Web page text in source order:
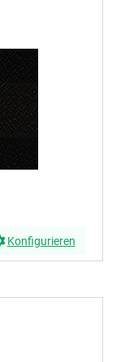
Konfigurieren